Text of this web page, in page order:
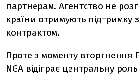
партнерам. Агентство не
країни отримують підтримку
контрактом.
Проте з моменту вторгнення
NGA відіграє центральну